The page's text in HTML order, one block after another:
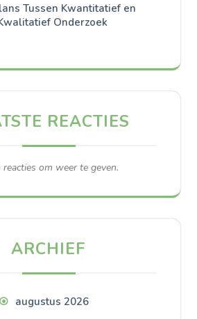
Tussen Kwantitatief en
Onderzoek
REACTIES
reacties om weer te geven.
ARCHIEF
augustus 2026